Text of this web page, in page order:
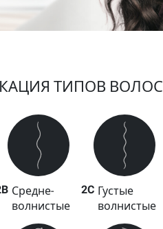
ТИПОВ ВОЛОС
Средне-
волнистые
2C Густые
волнистые